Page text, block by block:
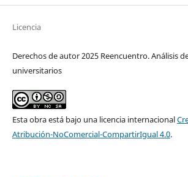
Licencia
Derechos de autor 2025 Reencuentro. Análisis
universitarios
Esta obra está bajo una licencia internacional
Atribución-NoComercial-CompartirIgual 4.0.